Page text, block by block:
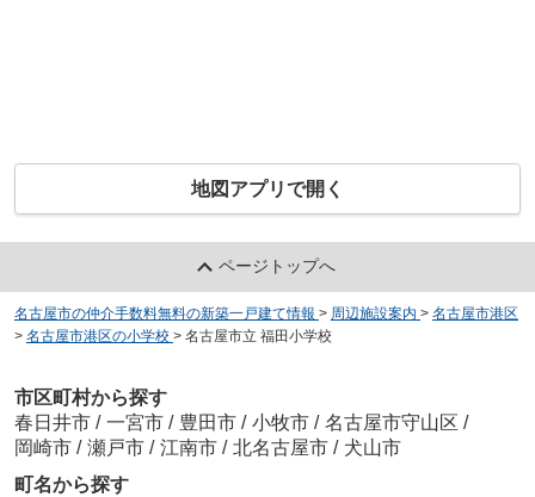
地図アプリで開く
ページトップへ
名古屋市の仲介手数料無料の新築一戸建て情報 > 周辺施設案内 > 名古屋市港区
> 名古屋市港区の小学校 > 名古屋市立 福田小学校
市区町村から探す
春日井市 / 一宮市 / 豊田市 / 小牧市 / 名古屋市守山区 /
岡崎市 / 瀬戸市 / 江南市 / 北名古屋市 / 犬山市
町名から探す